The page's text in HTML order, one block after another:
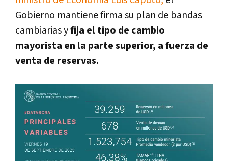
Gobierno mantiene firma su plan de bandas
cambiarias yfija el tipo de cambio
mayorista en la parte superior, a fuerza de
venta de reservas.